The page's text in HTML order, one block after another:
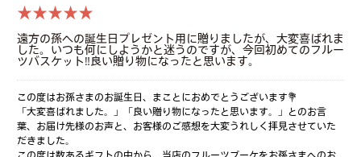
★★★★★
遠方の孫への誕生日プレゼント用に贈りましたが、大変喜ばれま
した。いつも何にしようかと迷うのですが、今回初めてのフルー
ツバスケット‼️良い贈り物になったと思います。
この度はお孫さまのお誕生日、まことにおめでとうございます💐
「大変喜ばれました。」「良い贈り物になったと思います。」とのお言
葉、お届け先様のお声と、お客様のご感想を大変うれしく拝見させていた
だきました。